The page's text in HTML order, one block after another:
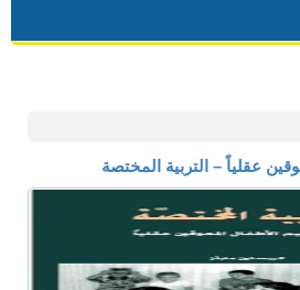
عقلياً – التربية المختصة